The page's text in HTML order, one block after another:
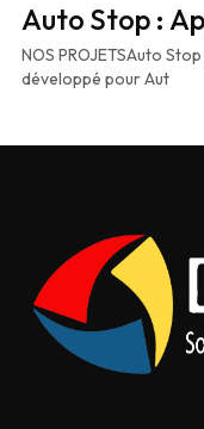
Auto Stop :
NOS PROJETSAuto
développé pour Aut